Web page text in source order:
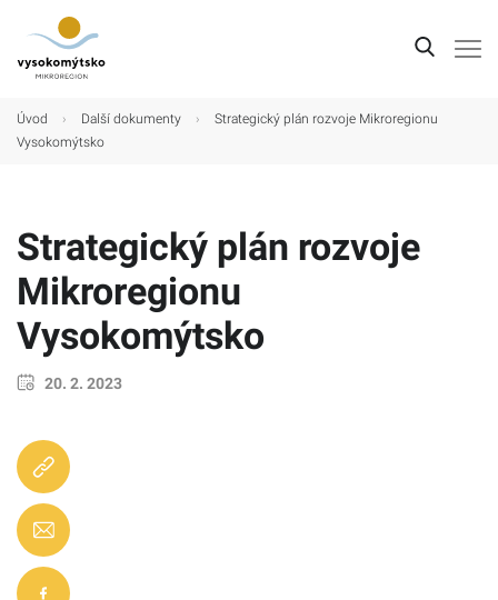
Úvod › Další dokumenty ›
Strategický plán rozvoje Mikroregionu
Vysokomýtsko
Strategický plán rozvoje
Mikroregionu
Vysokomýtsko
20. 2. 2023
Úvod
Mikroregion
Turistické cíle
Kultura
Kontakt